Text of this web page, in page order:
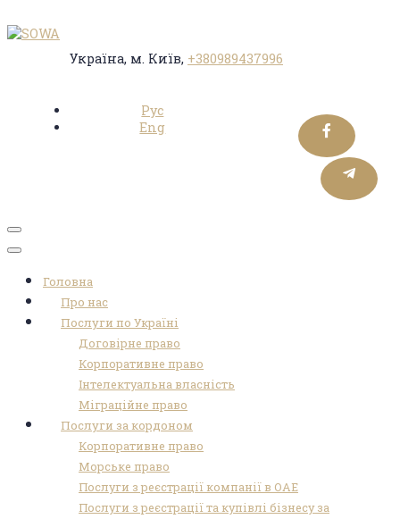
Україна, м. Київ, +380989437996
Рус
Eng
Toggle
navigation
Головна
Про нас
Послуги по Україні
Договірне право
Корпоративне право
Інтелектуальна власність
Міграційне право
Послуги за кордоном
Корпоративне право
Морське право
Послуги з реєстрації компанії в ОАЕ
Послуги з реєстрації та купівлі бізнесу за